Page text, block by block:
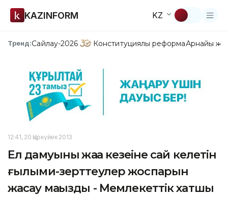
KAZINFORM KZ
Тренд:Сайлау-2026 Конституциялық реформаАрнайы
12:41, 20 Қыркүйек 2013
Ел дамуының жаңа кезеңіне сай келетін
ғылыми-зерттеулер жоспарын
жасау маңызды - Мемлекеттік хатшы